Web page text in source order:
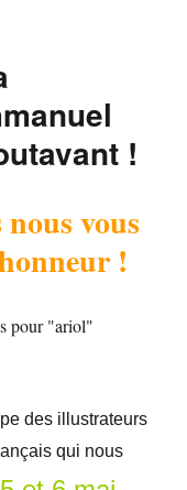
!
vous
!
des illustrateurs
qui nous